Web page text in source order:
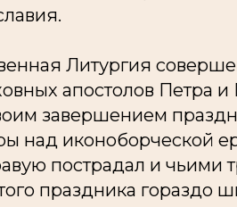
Литургия
апостолов Петра и
завершением
над иконоборческой
пострадал и чьими
праздника гораздо